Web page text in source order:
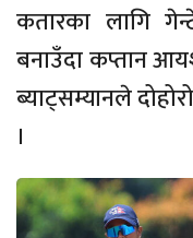
कतारका लागि
बनाउँदा कप्तान
ब्याट्सम्यानले
।